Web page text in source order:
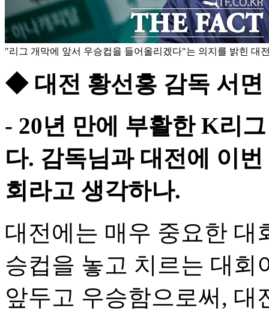
"리그 개막에 앞서 우승컵을 들어올리겠다"는 의지를 밝힌 대
◆ 대전 황선홍 감독 서면
- 20년 만에 부활한 K리
다. 감독님과 대전에 이
회라고 생각하나.
대전에는 매우 중요한 대
승컵을 놓고 치르는 대회
앞두고 우승함으로써, 대